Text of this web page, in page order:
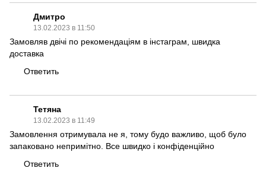
Дмитро
13.02.2023 в 11:50
Замовляв двічі по рекомендаціям в інстаграм, швидка
доставка
Ответить
Тетяна
13.02.2023 в 11:49
Замовлення отримувала не я, тому будо важливо, щоб було
запаковано непримітно. Все швидко і конфіденційно
Ответить